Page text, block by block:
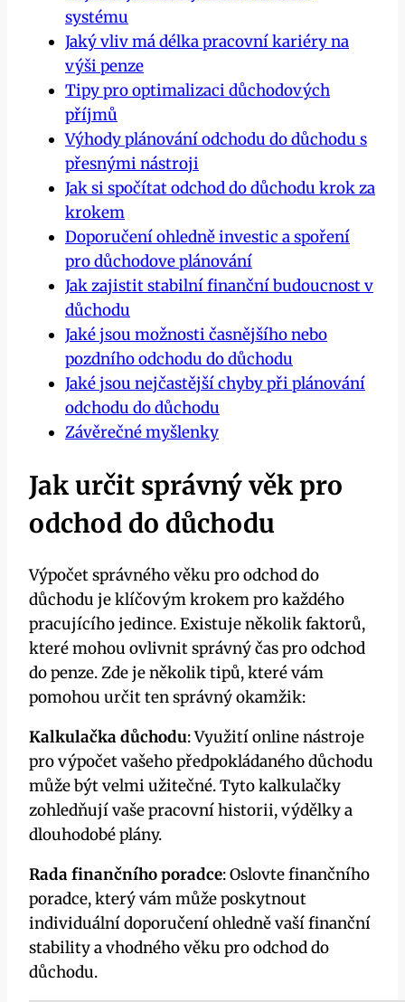
systému
Jaký vliv má délka pracovní kariéry na
výši penze
Tipy pro optimalizaci důchodových
příjmů
Výhody plánování odchodu do důchodu s
přesnými nástroji
Jak si spočítat odchod do důchodu krok za
krokem
Doporučení ohledně investic a spoření
pro důchodove plánování
Jak zajistit stabilní finanční budoucnost v
důchodu
Jaké jsou možnosti časnějšího nebo
pozdního odchodu do důchodu
Jaké jsou nejčastější chyby při plánování
odchodu do důchodu
Závěrečné myšlenky
Jak určit správný věk pro
odchod do důchodu
Výpočet správného věku pro odchod do
důchodu je klíčovým krokem pro každého
pracujícího jedince. Existuje několik faktorů,
které mohou ovlivnit správný čas pro odchod
do penze. Zde je několik tipů, které vám
pomohou určit ten správný okamžik:
Kalkulačka důchodu: Využití online nástroje
pro výpočet vašeho předpokládaného důchodu
může být velmi užitečné. Tyto kalkulačky
zohledňují vaše pracovní historii, výdělky a
dlouhodobé plány.
Rada finančního poradce: Oslovte finančního
poradce, který vám může poskytnout
individuální doporučení ohledně vaší finanční
stability a vhodného věku pro odchod do
důchodu.